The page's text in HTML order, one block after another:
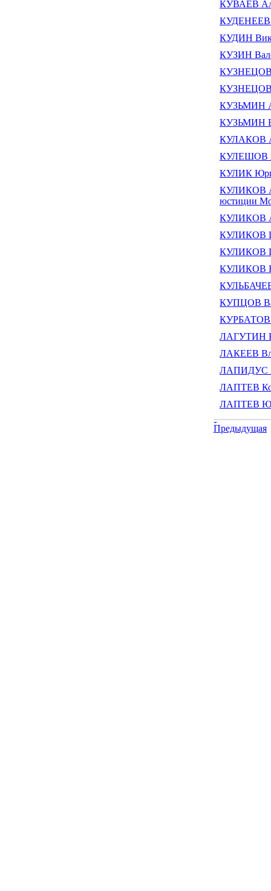
КУВАЕВ
КУДЕНЕЕВ
КУДИН
КУЗИН
КУЗНЕЦОВ
КУЗНЕЦОВ
КУЗЬМИН
КУЗЬМИН
КУЛАКОВ
КУЛЕШОВ
КУЛИК
КУЛИКОВ
юстиции
КУЛИКОВ
КУЛИКОВ
КУЛИКОВ
КУЛИКОВ
КУПЦОВ
КУРБАТОВ
ЛАГУТИН
ЛАКЕЕВ
ЛАПИДУС
ЛАПТЕВ
ЛАПТЕВ
Предыдущая